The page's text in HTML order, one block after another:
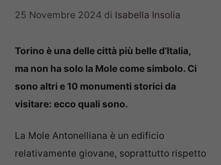
25 Novembre 2024 di Isabella Insolia
Torino è una delle città più belle d’Italia,
ma non ha solo la Mole come simbolo. Ci
sono altri e 10 monumenti storici da
visitare: ecco quali sono.
La Mole Antonelliana è un edificio
relativamente giovane, soprattutto rispetto